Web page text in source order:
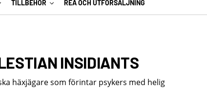
TILLBEHÖR REA OCH UTFÖRSÄLJNING
INSIDIANTS
häxjägare som förintar psykers med helig